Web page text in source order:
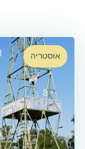
אוסטריה